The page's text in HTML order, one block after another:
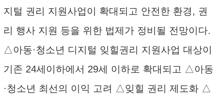
지털 권리 지원사업이 확대되고 안전한 환경, 권
리 행사 지원 등을 위한 법제가 정비될 전망이다.
△아동·청소년 디지털 잊힐권리 지원사업 대상이
기존 24세이하에서 29세 이하로 확대되고 △아동
·청소년 최선의 이익 고려 △잊힐 권리 제도화 △